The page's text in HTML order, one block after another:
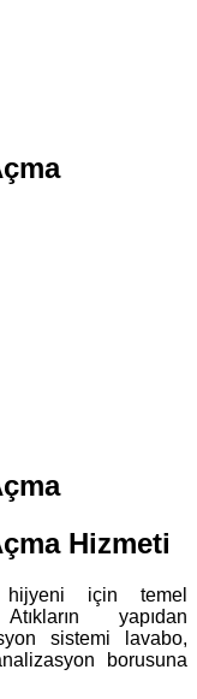
Hizmeti
hijyeni için temel
yapıdan
sistemi lavabo,
borusuna